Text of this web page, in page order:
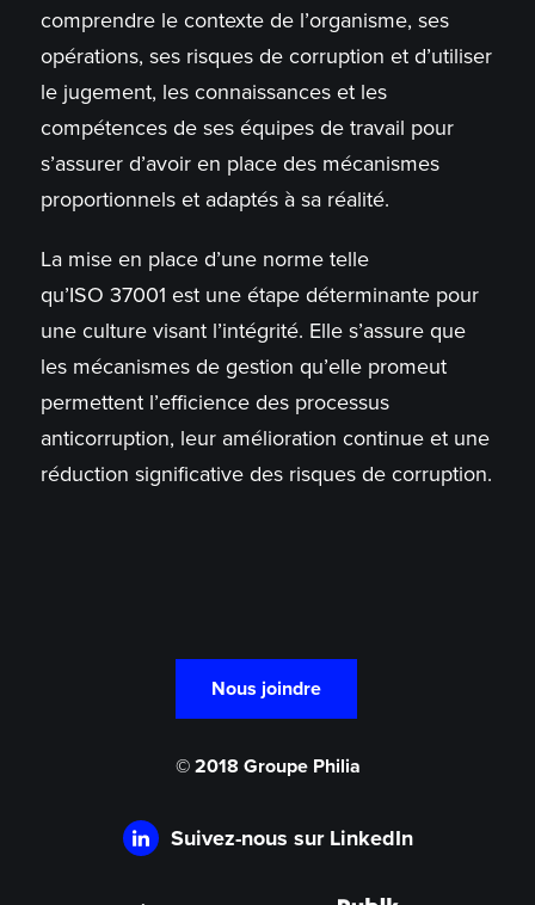
comprendre le contexte de l’organisme, ses
opérations, ses risques de corruption et d’utiliser
le jugement, les connaissances et les
compétences de ses équipes de travail pour
s’assurer d’avoir en place des mécanismes
proportionnels et adaptés à sa réalité.
La mise en place d’une norme telle
qu’ISO 37001 est une étape déterminante pour
une culture visant l’intégrité. Elle s’assure que
les mécanismes de gestion qu’elle promeut
permettent l’efficience des processus
anticorruption, leur amélioration continue et une
réduction significative des risques de corruption.
Nous joindre
© 2018 Groupe Philia
Suivez-nous sur LinkedIn